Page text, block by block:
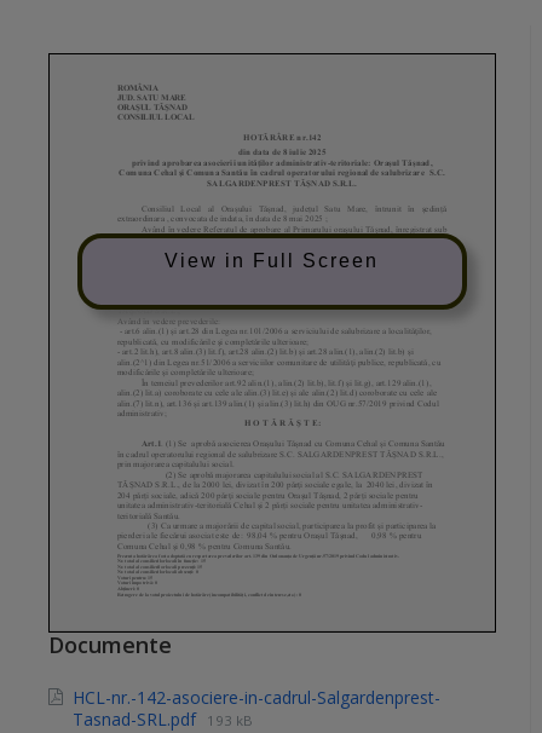
View in Full Screen
Documente
HCL-nr.-142-asociere-in-cadrul-Salgardenprest-
Tasnad-SRL.pdf 193 kB